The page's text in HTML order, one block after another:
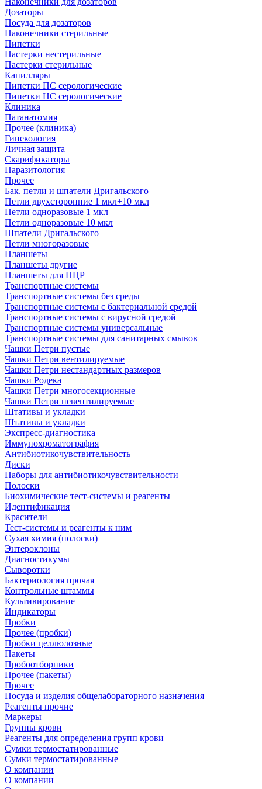
Дозаторы
Посуда для дозаторов
Наконечники стерильные
Пипетки
Пастерки нестерильные
Пастерки стерильные
Капилляры
Пипетки ПС серологические
Пипетки НС серологические
Клиника
Патанатомия
Прочее (клиника)
Гинекология
Личная защита
Скарификаторы
Паразитология
Прочее
Бак. петли и шпатели Дригальского
Петли двухсторонние 1 мкл+10 мкл
Петли одноразовые 1 мкл
Петли одноразовые 10 мкл
Шпатели Дригальского
Петли многоразовые
Планшеты
Планшеты другие
Планшеты для ПЦР
Транспортные системы
Транспортные системы без среды
Транспортные системы с бактериальной средой
Транспортные системы с вирусной средой
Транспортные системы универсальные
Транспортные системы для санитарных смывов
Чашки Петри пустые
Чашки Петри вентилируемые
Чашки Петри нестандартных размеров
Чашки Родека
Чашки Петри многосекционные
Чашки Петри невентилируемые
Штативы и укладки
Штативы и укладки
Экспресс-диагностика
Иммунохроматография
Антибиотикочувствительность
Диски
Наборы для антибиотикочувствительности
Полоски
Биохимические тест-системы и реагенты
Идентификация
Красители
Тест-системы и реагенты к ним
Сухая химия (полоски)
Энтероклоны
Диагностикумы
Сыворотки
Бактериология прочая
Контрольные штаммы
Культивирование
Индикаторы
Пробки
Прочее (пробки)
Пробки целлюлозные
Пакеты
Пробоотборники
Прочее (пакеты)
Прочее
Посуда и изделия общелабораторного назначения
Реагенты прочие
Маркеры
Группы крови
Реагенты для определения групп крови
Сумки термостатированные
Сумки термостатированные
О компании
О компании